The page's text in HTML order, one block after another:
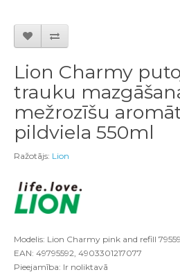
Lion Charmy
trauku
mežrozīšu
pildviela 550ml
Ražotājs: Lion
Modelis: Lion Charmy pink and refill
EAN: 49795592, 4903301217077
Pieejamība: Ir noliktavā